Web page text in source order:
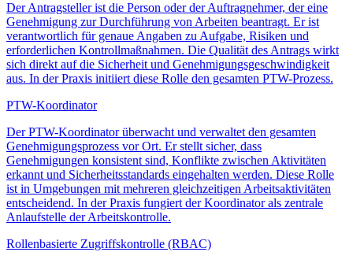
Der Antragsteller ist die Person oder der Auftragnehmer, der eine
Genehmigung zur Durchführung von Arbeiten beantragt. Er ist
verantwortlich für genaue Angaben zu Aufgabe, Risiken und
erforderlichen Kontrollmaßnahmen. Die Qualität des Antrags wirkt
sich direkt auf die Sicherheit und Genehmigungsgeschwindigkeit
aus. In der Praxis initiiert diese Rolle den gesamten PTW-Prozess.
PTW-Koordinator
Der PTW-Koordinator überwacht und verwaltet den gesamten
Genehmigungsprozess vor Ort. Er stellt sicher, dass
Genehmigungen konsistent sind, Konflikte zwischen Aktivitäten
erkannt und Sicherheitsstandards eingehalten werden. Diese Rolle
ist in Umgebungen mit mehreren gleichzeitigen Arbeitsaktivitäten
entscheidend. In der Praxis fungiert der Koordinator als zentrale
Anlaufstelle der Arbeitskontrolle.
Rollenbasierte Zugriffskontrolle (RBAC)